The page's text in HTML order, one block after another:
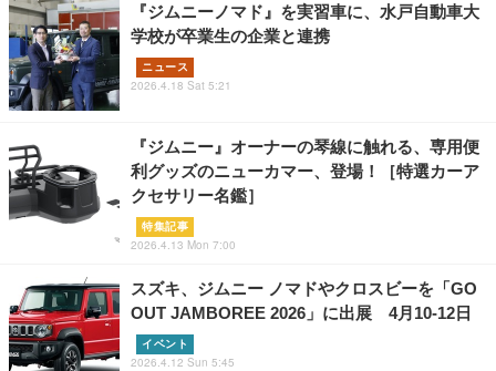
『ジムニーノマド』を実習車に、水戸自動車大
学校が卒業生の企業と連携
ニュース
2026.4.18 Sat 5:21
『ジムニー』オーナーの琴線に触れる、専用便
利グッズのニューカマー、登場！［特選カーア
クセサリー名鑑］
特集記事
2026.4.13 Mon 7:00
スズキ、ジムニー ノマドやクロスビーを「GO
OUT JAMBOREE 2026」に出展 4月10-12日
イベント
2026.4.12 Sun 5:45